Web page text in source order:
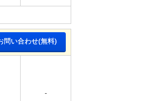
問い合わせ(無料)
-